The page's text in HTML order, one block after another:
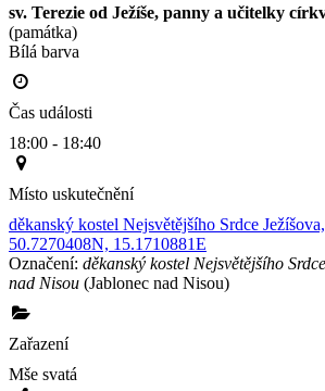
sv. Terezie od Ježíše, panny a učitelky
(památka)
Bílá
Čas události
18:00 - 18:40
Místo uskutečnění
děkanský kostel Nejsvětějšího Srdce
50.7270408N, 15.1710881E
Označení: děkanský kostel Nejsvětějšího
nad Nisou (Jablonec nad Nisou)
Zařazení
Mše svatá